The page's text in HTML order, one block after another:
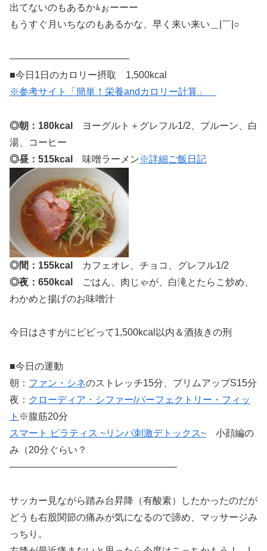
出てないのもあるかﾑぉーーー
もうすぐ月いちなのもあるかな、早く来い来い＿|￣|○
————————————–
■今日1日のカロリー摂取 1,500kcal
※参考サイト「簡単！栄養andカロリー計算」
◎朝：180kcal
ヨーグルト＋グレフル1/2、プルーン、白
湯、コーヒー
◎昼：515kcal
味噌ラーメン※詳細ご飯日記
◎間：155kcal
カフェオレ、チョコ、グレフル1/2
◎夜：650kcal
ごはん、肉じゃが、白滝とたらこ炒め、
わかめと揚げのお味噌汁
今日はさすがにビビって1,500kcal以内＆酒抜きの刑
■今日の運動
朝： ファン・シネのストレッチ15分、プリムアップS15分
夜： クローディア・シファー/パーフェクトリー・フィッ
ト ※腹筋20分
スマート ピラティス ~リンパ刺激デトックス~ 小顔編の
み（20分ぐらい？
—————————————————–
サッカー見ながら踏み台昇降（有酸素）したかったのだが
どうも右股関節の痛みが気になるので諦め、マッサージみ
っちり。